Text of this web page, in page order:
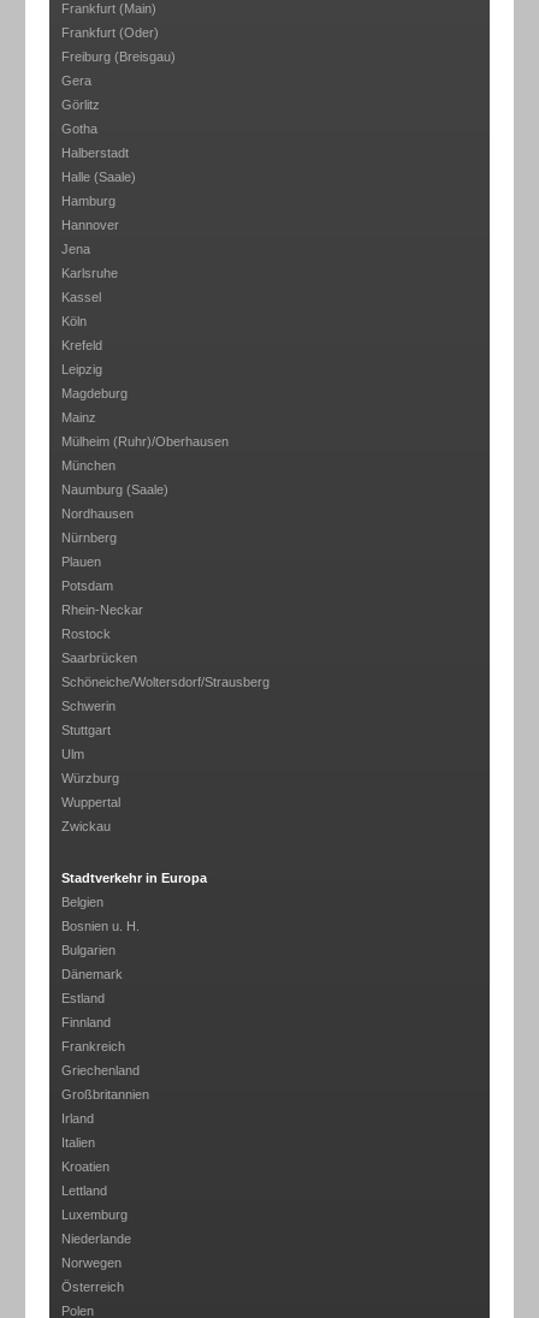
Frankfurt (Main)
Frankfurt (Oder)
Freiburg (Breisgau)
Gera
Görlitz
Gotha
Halberstadt
Halle (Saale)
Hamburg
Hannover
Jena
Karlsruhe
Kassel
Köln
Krefeld
Leipzig
Magdeburg
Mainz
Mülheim (Ruhr)/Oberhausen
München
Naumburg (Saale)
Nordhausen
Nürnberg
Plauen
Potsdam
Rhein-Neckar
Rostock
Saarbrücken
Schöneiche/Woltersdorf/Strausberg
Schwerin
Stuttgart
Ulm
Würzburg
Wuppertal
Zwickau
Stadtverkehr in Europa
Belgien
Bosnien u. H.
Bulgarien
Dänemark
Estland
Finnland
Frankreich
Griechenland
Großbritannien
Irland
Italien
Kroatien
Lettland
Luxemburg
Niederlande
Norwegen
Österreich
Polen